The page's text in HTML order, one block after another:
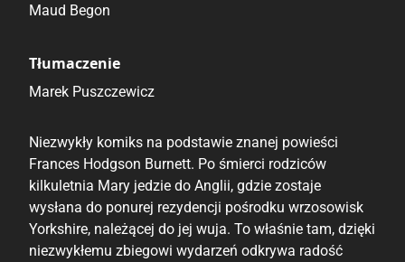
Maud Begon
Tłumaczenie
Marek Puszczewicz
Niezwykły komiks na podstawie znanej powieści
Frances Hodgson Burnett. Po śmierci rodziców
kilkuletnia Mary jedzie do Anglii, gdzie zostaje
wysłana do ponurej rezydencji pośrodku wrzosowisk
Yorkshire, należącej do jej wuja. To właśnie tam, dzięki
niezwykłemu zbiegowi wydarzeń odkrywa radość